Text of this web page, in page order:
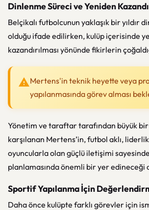
Dinlenme Süreci ve Yeniden
Belçikalı futbolcunun yaklaşık bir yıldır
olduğu ifade edilirken, kulüp içerisinde
kazandırılması yönünde fikirlerin
Mertens'in teknik heyette veya
yapılanmasında görev alması
Yönetim ve taraftar tarafından büyük
karşılanan Mertens’in, futbol aklı,
oyuncularla olan güçlü iletişimi
planlamasında önemli bir yer
Sportif Yapılanma İçin
Daha önce kulüpte farklı görevler için